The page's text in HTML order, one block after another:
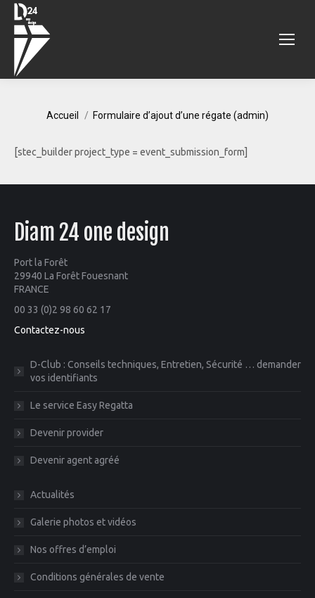
Accueil Formulaire d’ajout d’une régate (admin)
[stec_builder project_type = event_submission_form]
Diam 24 one design
Port la Forêt
29940 La Forêt Fouesnant
FRANCE
00 33 (0)2 98 60 62 17
Contactez-nous
D-Club : Conseils techniques, Entretien, Sécurité … demander
vos identifiants
Le service Easy Regatta
Devenir provider
Devenir agent agréé
Actualités
Galerie photos et vidéos
Nos offres d’emploi
Conditions générales de vente